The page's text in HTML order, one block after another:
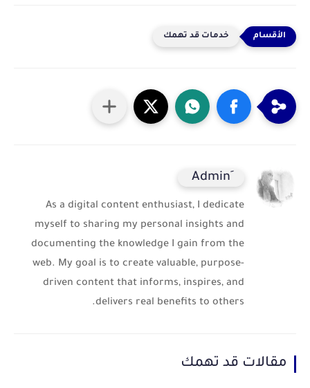
خدمات قد تهمك
As a digital content enthusiast, I dedicate
myself to sharing my personal insights and
documenting the knowledge I gain from the
web. My goal is to create valuable, purpose-
driven content that informs, inspires, and
delivers real benefits to others.
مقالات قد تهمك